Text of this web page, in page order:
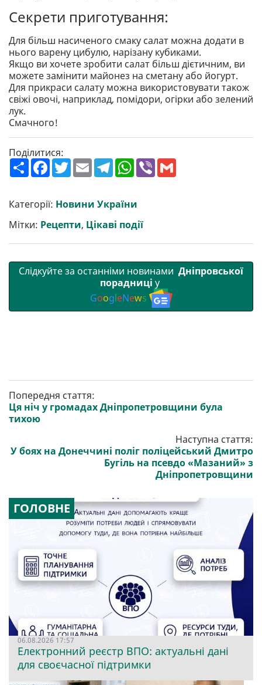
Секрети приготування:
Для більш насиченого смаку салат можна додати в
нього варену цибулю, нарізану кубиками.
Якщо ви хочете зробити салат більш дієтичним, ви
можете замінити майонез на сметану або йогурт.
Для прикраси салату можна використовувати також
свіжі овочі, наприклад, помідори, огірки або зелений
лук.
Смачного!
Поділитися:
П
о
ш
р
и
и
F
a
c
b
o
k
T
w
t
e
E
m
a
l
T
e
g
r
a
m
W
h
a
s
A
p
p
V
b
Категорії: Новини України
Мітки: Рецепти, Цікаві події
Слідкуйте за останніми новинами Дніпровської
порадниці у
GoogleNews
Попередня стаття:
Ця ніч у громадах Дніпропетровщини була
тихою
Наступна стаття:
У боях на Донеччині поліг поліцейський Дмитро
Бугіль на псевдо «Мазаний» з
Дніпропетровщини
ГОЛОВНЕ
06.08.2026 17:57
Електронний реєстр ВПО: актуальні дані
для своєчасної підтримки